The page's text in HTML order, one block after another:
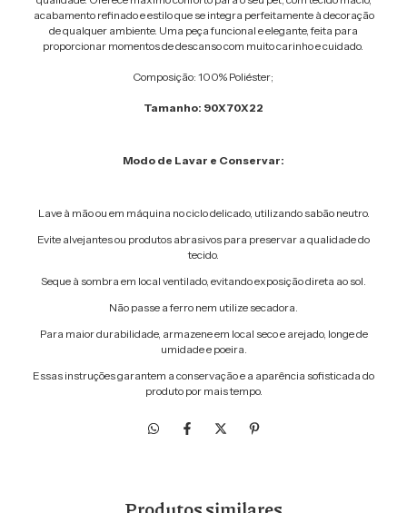
acabamento refinado e estilo que se integra perfeitamente à decoração
de qualquer ambiente. Uma peça funcional e elegante, feita para
proporcionar momentos de descanso com muito carinho e cuidado.
Composição: 100% Poliéster;
Tamanho: 90X70X22
Modo de Lavar e Conservar:
Lave à mão ou em máquina no ciclo delicado, utilizando sabão neutro.
Evite alvejantes ou produtos abrasivos para preservar a qualidade do
tecido.
Seque à sombra em local ventilado, evitando exposição direta ao sol.
Não passe a ferro nem utilize secadora.
Para maior durabilidade, armazene em local seco e arejado, longe de
umidade e poeira.
Essas instruções garantem a conservação e a aparência sofisticada do
produto por mais tempo.